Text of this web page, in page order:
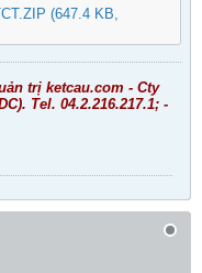
(647.4 KB,
trị ketcau.com - Cty
Tel. 04.2.216.217.1; -